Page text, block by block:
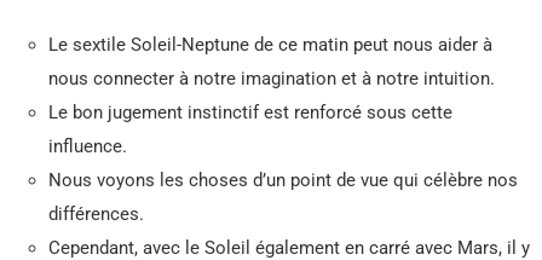
Le sextile Soleil-Neptune de ce matin peut nous aider à
nous connecter à notre imagination et à notre intuition.
Le bon jugement instinctif est renforcé sous cette
influence.
Nous voyons les choses d’un point de vue qui célèbre nos
différences.
Cependant, avec le Soleil également en carré avec Mars, il y